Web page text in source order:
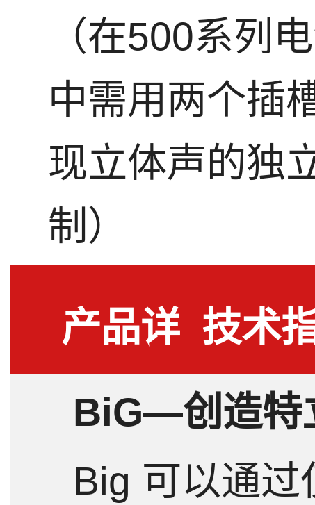
（在500系列
中需用两个插
现立体声的独
制）
产品详
情
技术
标
BiG—创造特
Big 可以通过